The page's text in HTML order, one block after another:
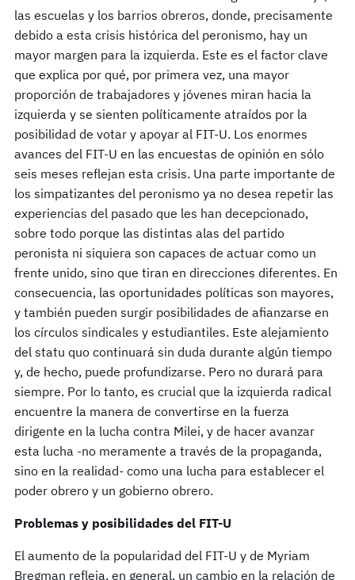
las escuelas y los barrios obreros, donde, precisamente
debido a esta crisis histórica del peronismo, hay un
mayor margen para la izquierda. Este es el factor clave
que explica por qué, por primera vez, una mayor
proporción de trabajadores y jóvenes miran hacia la
izquierda y se sienten políticamente atraídos por la
posibilidad de votar y apoyar al FIT-U. Los enormes
avances del FIT-U en las encuestas de opinión en sólo
seis meses reflejan esta crisis. Una parte importante de
los simpatizantes del peronismo ya no desea repetir las
experiencias del pasado que les han decepcionado,
sobre todo porque las distintas alas del partido
peronista ni siquiera son capaces de actuar como un
frente unido, sino que tiran en direcciones diferentes. En
consecuencia, las oportunidades políticas son mayores,
y también pueden surgir posibilidades de afianzarse en
los círculos sindicales y estudiantiles. Este alejamiento
del statu quo continuará sin duda durante algún tiempo
y, de hecho, puede profundizarse. Pero no durará para
siempre. Por lo tanto, es crucial que la izquierda radical
encuentre la manera de convertirse en la fuerza
dirigente en la lucha contra Milei, y de hacer avanzar
esta lucha -no meramente a través de la propaganda,
sino en la realidad- como una lucha para establecer el
poder obrero y un gobierno obrero.
Problemas y posibilidades del FIT-U
El aumento de la popularidad del FIT-U y de Myriam
Bregman refleja, en general, un cambio en la relación de